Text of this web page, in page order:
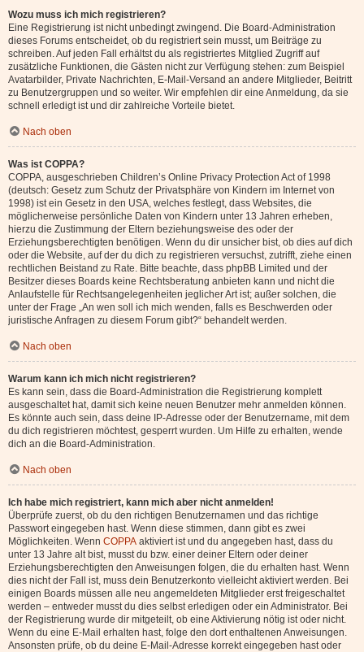
Wozu muss ich mich registrieren?
Eine Registrierung ist nicht unbedingt zwingend. Die Board-Administration
dieses Forums entscheidet, ob du registriert sein musst, um Beiträge zu
schreiben. Auf jeden Fall erhältst du als registriertes Mitglied Zugriff auf
zusätzliche Funktionen, die Gästen nicht zur Verfügung stehen: zum Beispiel
Avatarbilder, Private Nachrichten, E-Mail-Versand an andere Mitglieder, Beitritt
zu Benutzergruppen und so weiter. Wir empfehlen dir eine Anmeldung, da sie
schnell erledigt ist und dir zahlreiche Vorteile bietet.
Nach oben
Was ist COPPA?
COPPA, ausgeschrieben Children’s Online Privacy Protection Act of 1998
(deutsch: Gesetz zum Schutz der Privatsphäre von Kindern im Internet von
1998) ist ein Gesetz in den USA, welches festlegt, dass Websites, die
möglicherweise persönliche Daten von Kindern unter 13 Jahren erheben,
hierzu die Zustimmung der Eltern beziehungsweise des oder der
Erziehungsberechtigten benötigen. Wenn du dir unsicher bist, ob dies auf dich
oder die Website, auf der du dich zu registrieren versuchst, zutrifft, ziehe einen
rechtlichen Beistand zu Rate. Bitte beachte, dass phpBB Limited und der
Besitzer dieses Boards keine Rechtsberatung anbieten kann und nicht die
Anlaufstelle für Rechtsangelegenheiten jeglicher Art ist; außer solchen, die
unter der Frage „An wen soll ich mich wenden, falls es Beschwerden oder
juristische Anfragen zu diesem Forum gibt?“ behandelt werden.
Nach oben
Warum kann ich mich nicht registrieren?
Es kann sein, dass die Board-Administration die Registrierung komplett
ausgeschaltet hat, damit sich keine neuen Benutzer mehr anmelden können.
Es könnte auch sein, dass deine IP-Adresse oder der Benutzername, mit dem
du dich registrieren möchtest, gesperrt wurden. Um Hilfe zu erhalten, wende
dich an die Board-Administration.
Nach oben
Ich habe mich registriert, kann mich aber nicht anmelden!
Überprüfe zuerst, ob du den richtigen Benutzernamen und das richtige
Passwort eingegeben hast. Wenn diese stimmen, dann gibt es zwei
Möglichkeiten. Wenn COPPA aktiviert ist und du angegeben hast, dass du
unter 13 Jahre alt bist, musst du bzw. einer deiner Eltern oder deiner
Erziehungsberechtigten den Anweisungen folgen, die du erhalten hast. Wenn
dies nicht der Fall ist, muss dein Benutzerkonto vielleicht aktiviert werden. Bei
einigen Boards müssen alle neu angemeldeten Mitglieder erst freigeschaltet
werden – entweder musst du dies selbst erledigen oder ein Administrator. Bei
der Registrierung wurde dir mitgeteilt, ob eine Aktivierung nötig ist oder nicht.
Wenn du eine E-Mail erhalten hast, folge den dort enthaltenen Anweisungen.
Ansonsten prüfe, ob du deine E-Mail-Adresse korrekt eingegeben hast oder